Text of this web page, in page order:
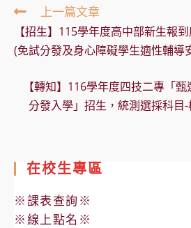
Read
more
articles
上一篇文章
【招生】115學年度高中部新生報
(免試分發及身心障礙學生適性輔導
【轉知】116學年度四技二專「
分發入學」招生，統測選採科目
在校生專區
※課表查詢※
※線上點名※